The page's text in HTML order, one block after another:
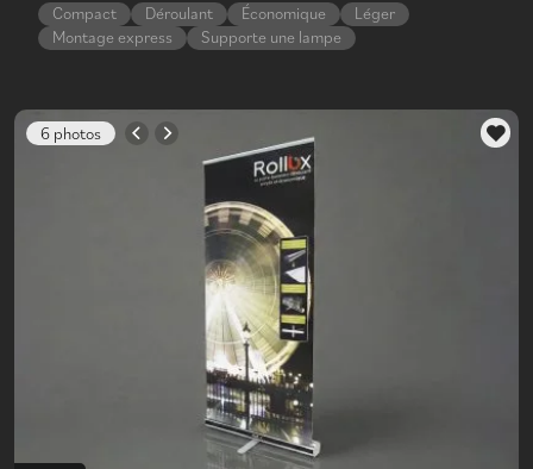
Compact
Déroulant Économique
Léger
Montage express
Supporte une lampe
6 photos